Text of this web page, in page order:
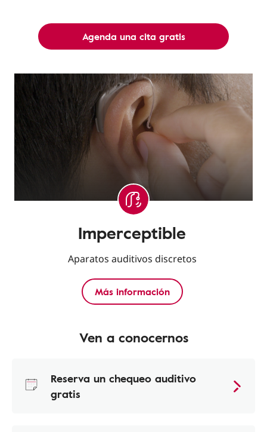
Agenda una cita gratis
Imperceptible
Aparatos auditivos discretos
Más información
Ven a conocernos
Reserva un chequeo auditivo
gratis